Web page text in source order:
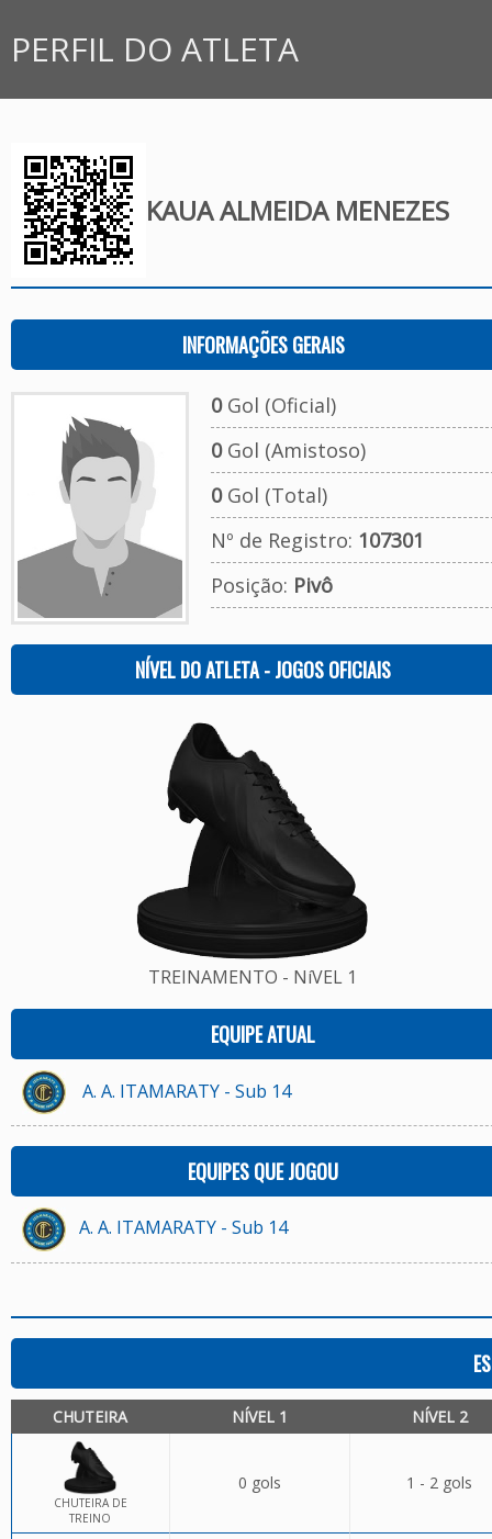
PERFIL DO ATLETA
KAUA ALMEIDA MENEZES
INFORMAÇÕES GERAIS
0Gol (Oficial)
0Gol (Amistoso)
0Gol (Total)
Nº de Registro: 107301
Posição: Pivô
NÍVEL DO ATLETA - JOGOS OFICIAIS
TREINAMENTO - NíVEL 1
EQUIPE ATUAL
A. A. ITAMARATY - Sub 14
EQUIPES QUE JOGOU
A. A. ITAMARATY - Sub 14
CHUTEIRA NÍVEL 1 NÍVEL 2
CHUTEIRA DE
TREINO
0 gols 1 - 2 gols